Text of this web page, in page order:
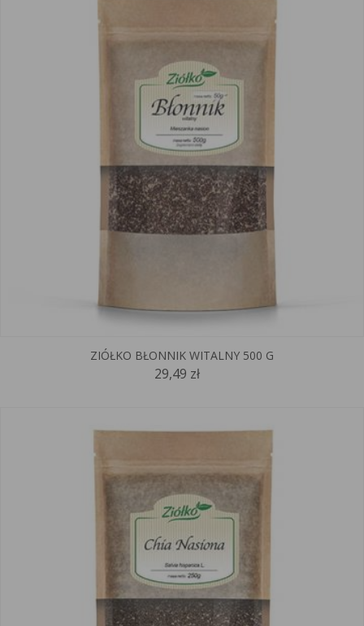
ZIÓŁKO BŁONNIK WITALNY 500 G
29,49 zł